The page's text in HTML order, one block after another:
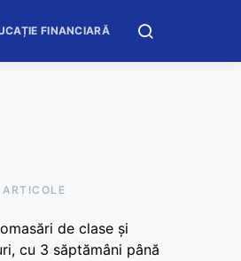
FINANCIARĂ
de clase și
cu 3 săptămâni până